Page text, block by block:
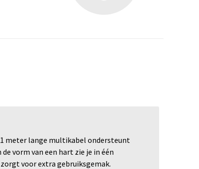
1 meter lange multikabel ondersteunt
vorm van een hart zie je in één
voor extra gebruiksgemak.